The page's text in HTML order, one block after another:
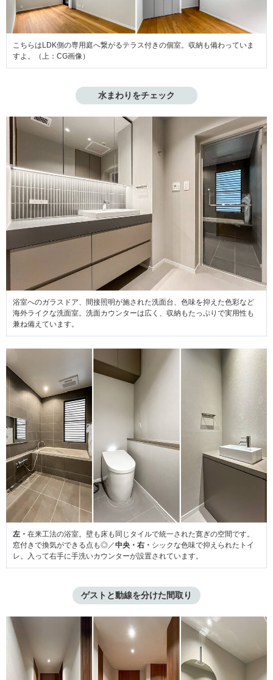
こちらはLDK側の専用庭へ繋がるテラス付きの個室。収納も備わっていま
すよ。（上：CG画像）
水まわりをチェック
浴室へのガラスドア、間接照明が施された洗面台、色味を抑えた色彩など
海外ライクな洗面室。洗面カウンターは広く、収納もたっぷりで実用性も
兼ね備えています。
左・ 在来工法の浴室。壁も床も同じタイルで統一された寛ぎの空間です。
窓付きで換気ができる点も◎／中央・ 右・ シックな色味で抑えられたトイ
レ。入って右手に手洗いカウンターが設置されています。
ゲストと動線を分けた間取り